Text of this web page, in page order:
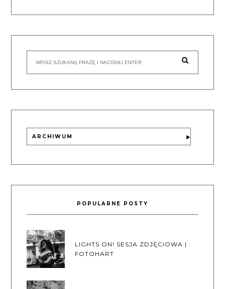
ARCHIWUM
POPULARNE POSTY
LIGHTS ON! SESJA ZDJĘCIOWA |
FOTOHART